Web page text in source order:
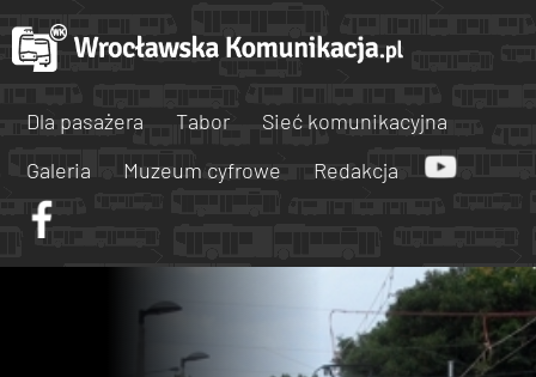
Dla pasażera Tabor
Sieć komunikacyjna
Galeria
Muzeum cyfrowe Redakcja